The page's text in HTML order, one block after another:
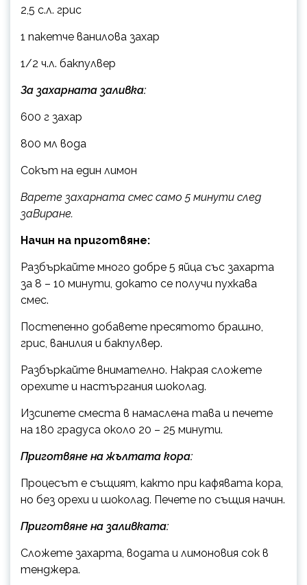
2,5 с.л. грис
1 пакетче ванилова захар
1/2 ч.л. бакпулвер
За захарната заливка:
600 г захар
800 мл вода
Сокът на един лимон
Варете захарната смес само 5 минути след
заВиране.
Начин на приготвяне:
Разбъркайте много добре 5 яйца със захарта
за 8 – 10 минути, докато се получи пухкава
смес.
Постепенно добавете пресятото брашно,
грис, ванилия и бакпулвер.
Разбъркайте внимателно. Накрая сложете
орехите и настъргания шоколад.
Изсипете сместа в намаслена тава и печете
на 180 градуса около 20 – 25 минути.
Приготвяне на жълтата кора:
Процесът е същият, както при кафявата кора,
но без орехи и шоколад. Печете по същия начин.
Приготвяне на заливката:
Сложете захарта, водата и лимоновия сок в
тенджера.